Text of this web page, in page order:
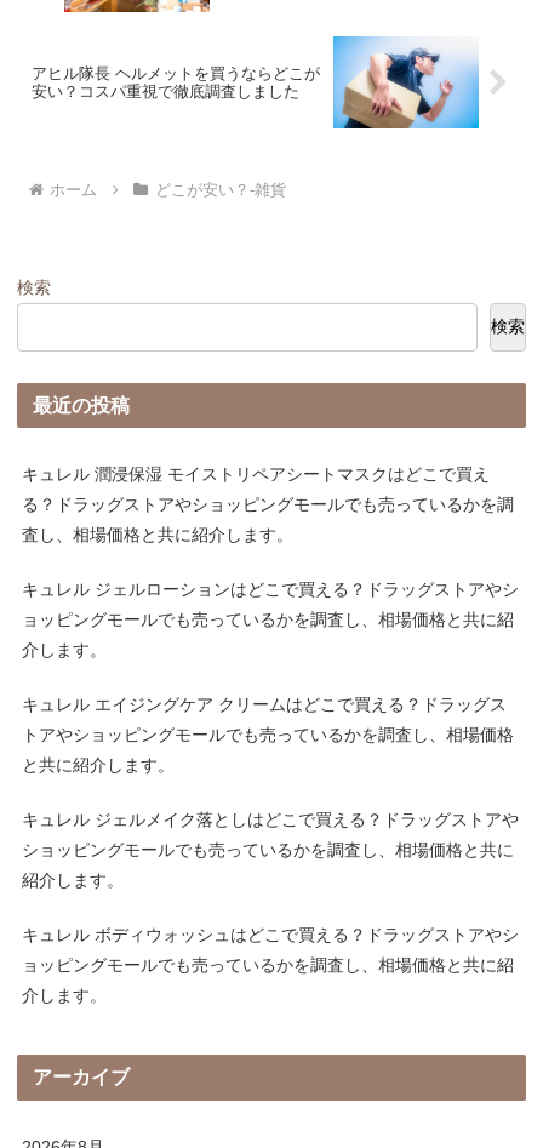
アヒル隊長 ヘルメットを買うならどこが
安い？コスパ重視で徹底調査しました
ホーム どこが安い？-雑貨
検索
検索
最近の投稿
キュレル 潤浸保湿 モイストリペアシートマスクはどこで買え
る？ドラッグストアやショッピングモールでも売っているかを調
査し、相場価格と共に紹介します。
キュレル ジェルローションはどこで買える？ドラッグストアやシ
ョッピングモールでも売っているかを調査し、相場価格と共に紹
介します。
キュレル エイジングケア クリームはどこで買える？ドラッグス
トアやショッピングモールでも売っているかを調査し、相場価格
と共に紹介します。
キュレル ジェルメイク落としはどこで買える？ドラッグストアや
ショッピングモールでも売っているかを調査し、相場価格と共に
紹介します。
キュレル ボディウォッシュはどこで買える？ドラッグストアやシ
ョッピングモールでも売っているかを調査し、相場価格と共に紹
介します。
アーカイブ